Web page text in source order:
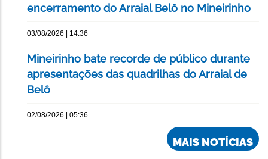
encerramento do Arraial Belô no Mineirinho
03/08/2026 | 14:36
Mineirinho bate recorde de público durante
apresentações das quadrilhas do Arraial de
Belô
02/08/2026 | 05:36
MAIS NOTÍCIAS